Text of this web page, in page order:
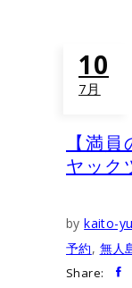
10
7月
【満
ヤック
bykaito-
予約, 無人
Share: